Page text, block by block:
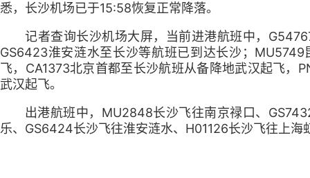
悉，长沙机场已于15:58恢复正常降落。
记者查询长沙机场大屏，当前进港航班中，
GS6423淮安涟水至长沙等航班已到达长沙；
飞，CA1373北京首都至长沙航班从备降地武汉起飞，
武汉起飞。
出港航班中，MU2848长沙飞往南京禄口、
乐、GS6424长沙飞往淮安涟水、H01126长沙飞往上海